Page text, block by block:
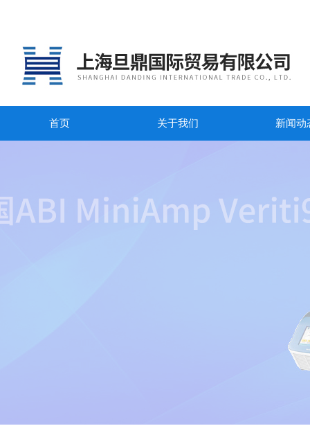
首页 关于我们 新闻动